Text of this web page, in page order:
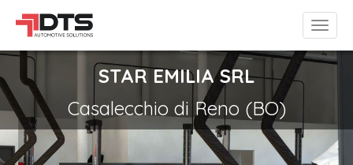
STAR EMILIA SRL
Casalecchio di Reno (BO)